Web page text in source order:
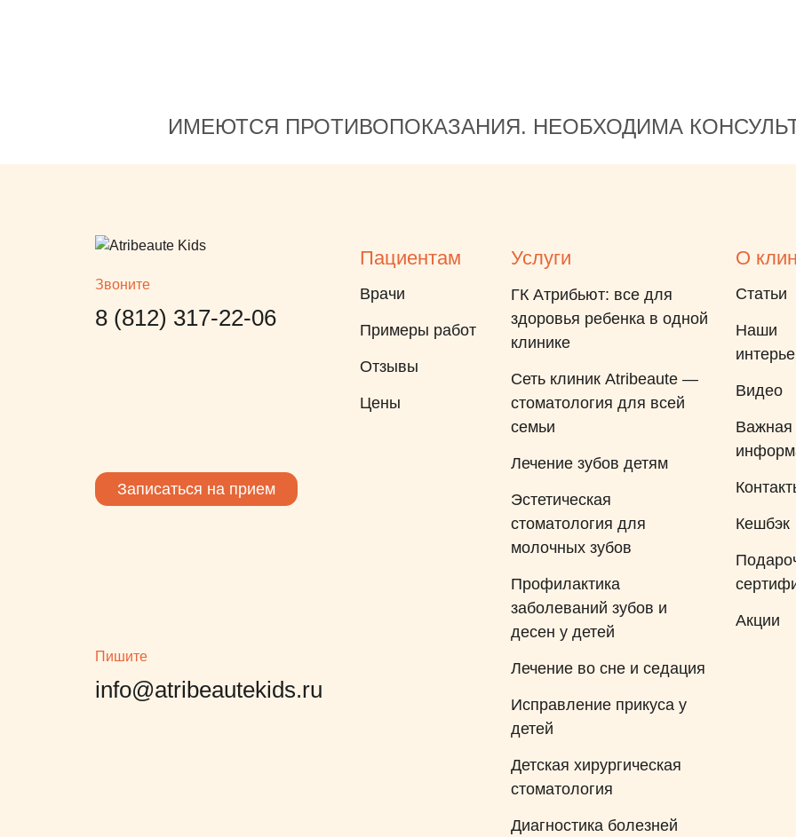
ИМЕЮТСЯ ПРОТИВОПОКАЗАНИЯ. НЕОБХОДИМА
Звоните
8 (812) 317-22-06
Записаться на прием
Пишите
info@atribeautekids.ru
Пациентам
Врачи
Примеры работ
Отзывы
Цены
Услуги
ГК Атрибьют: все для
здоровья ребенка в одной
клинике
Сеть клиник Atribeaute —
стоматология для всей
семьи
Лечение зубов детям
Эстетическая
стоматология для
молочных зубов
Профилактика
заболеваний зубов и
десен у детей
Лечение во сне и седация
Исправление прикуса у
детей
Детская хирургическая
стоматология
Диагностика болезней
О
Статьи
Наши
Видео
Важная
Кешбэк
Акции